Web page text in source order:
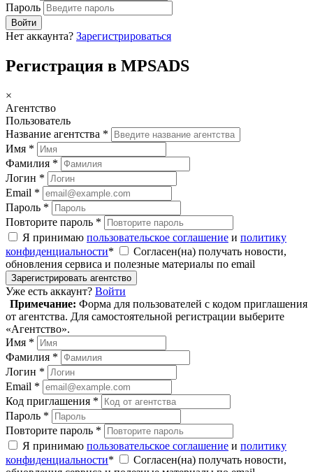
Пароль
Войти
Нет аккаунта? Зарегистрироваться
Регистрация в MPSADS
×
Агентство
Пользователь
Название агентства *
Имя *
Фамилия *
Логин *
Email *
Пароль *
Повторите пароль *
Я принимаю пользовательское соглашение и политику
конфиденциальности*
Согласен(на) получать новости,
обновления сервиса и полезные материалы по email
Зарегистрировать агентство
Уже есть аккаунт? Войти
Примечание: Форма для пользователей с кодом приглашения
от агентства. Для самостоятельной регистрации выберите
«Агентство».
Имя *
Фамилия *
Логин *
Email *
Код приглашения *
Пароль *
Повторите пароль *
Я принимаю пользовательское соглашение и политику
конфиденциальности*
Согласен(на) получать новости,